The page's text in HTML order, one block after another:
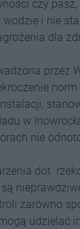
czy pasz,
i nie
dla
przez
w
nie
dot.
zarówno
udzielać